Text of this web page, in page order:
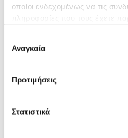
οποίοι ενδεχομένως να τις
συγκατάθεσης
Αναγκαία
Προτιμήσεις
Στατιστικά